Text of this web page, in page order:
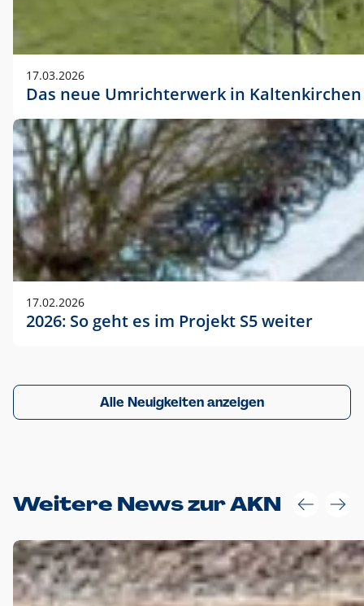
17.03.2026
Das neue Umrichterwerk in Kaltenkirchen
17.02.2026
2026: So geht es im Projekt S5 weiter
Alle Neuigkeiten anzeigen
Weitere News zur AKN